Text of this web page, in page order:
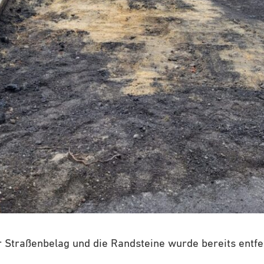
Straßenbelag und die Randsteine wurde bereits